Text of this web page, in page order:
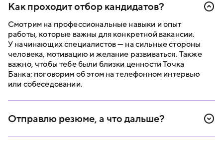
Как проходит отбор кандидатов?
Смотрим на профессиональные навыки и опыт
работы, которые важны для конкретной вакансии.
У начинающих специалистов — на сильные стороны
человека, мотивацию и желание развиваться. Также
важно, чтобы тебе были близки ценности Точка
Банка: поговорим об этом на телефонном интервью
или собеседовании.
Отправлю резюме, а что дальше?
В течение двух рабочих дней свяжемся с тобой,